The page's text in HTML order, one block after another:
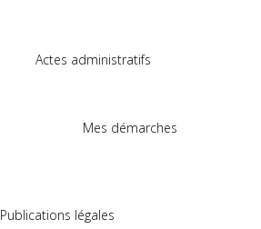
Actes administratifs
Mes démarches
Publications légales